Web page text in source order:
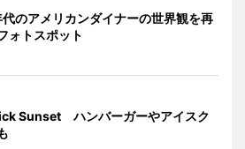
のアメリカンダイナーの世界観を再
ォトスポット
Sunset ハンバーガーやアイスク